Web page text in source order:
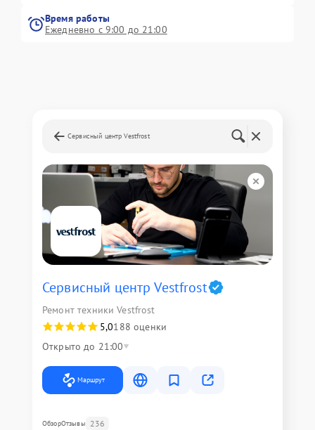
Время работы
Ежедневно с 9:00 до 21:00
Сервисный центр Vestfrost
Сервисный центр Vestfrost
Ремонт техники Vestfrost
5,0188 оценки
Открыто до 21:00
Маршрут
ОбзорОтзывы 236